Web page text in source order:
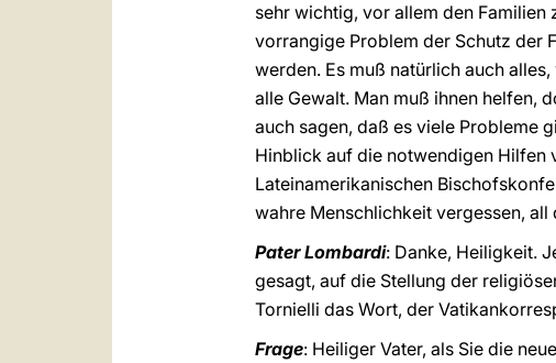
sehr wichtig, vor allem den
vorrangige Problem der Schutz der
werden. Es muß natürlich auch
alle Gewalt. Man muß ihnen helfen,
auch sagen, daß es viele Probleme
Hinblick auf die notwendigen Hilfen
Lateinamerikanischen
wahre Menschlichkeit vergessen,
Pater Lombardi: Danke, Heiligkeit.
gesagt, auf die Stellung der
Tornielli das Wort, der
Frage: Heiliger Vater, als Sie die